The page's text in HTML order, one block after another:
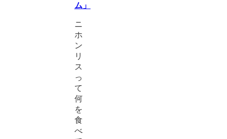
ム」
ニ
ホ
ン
リ
ス
っ
て
何
を
食
べ